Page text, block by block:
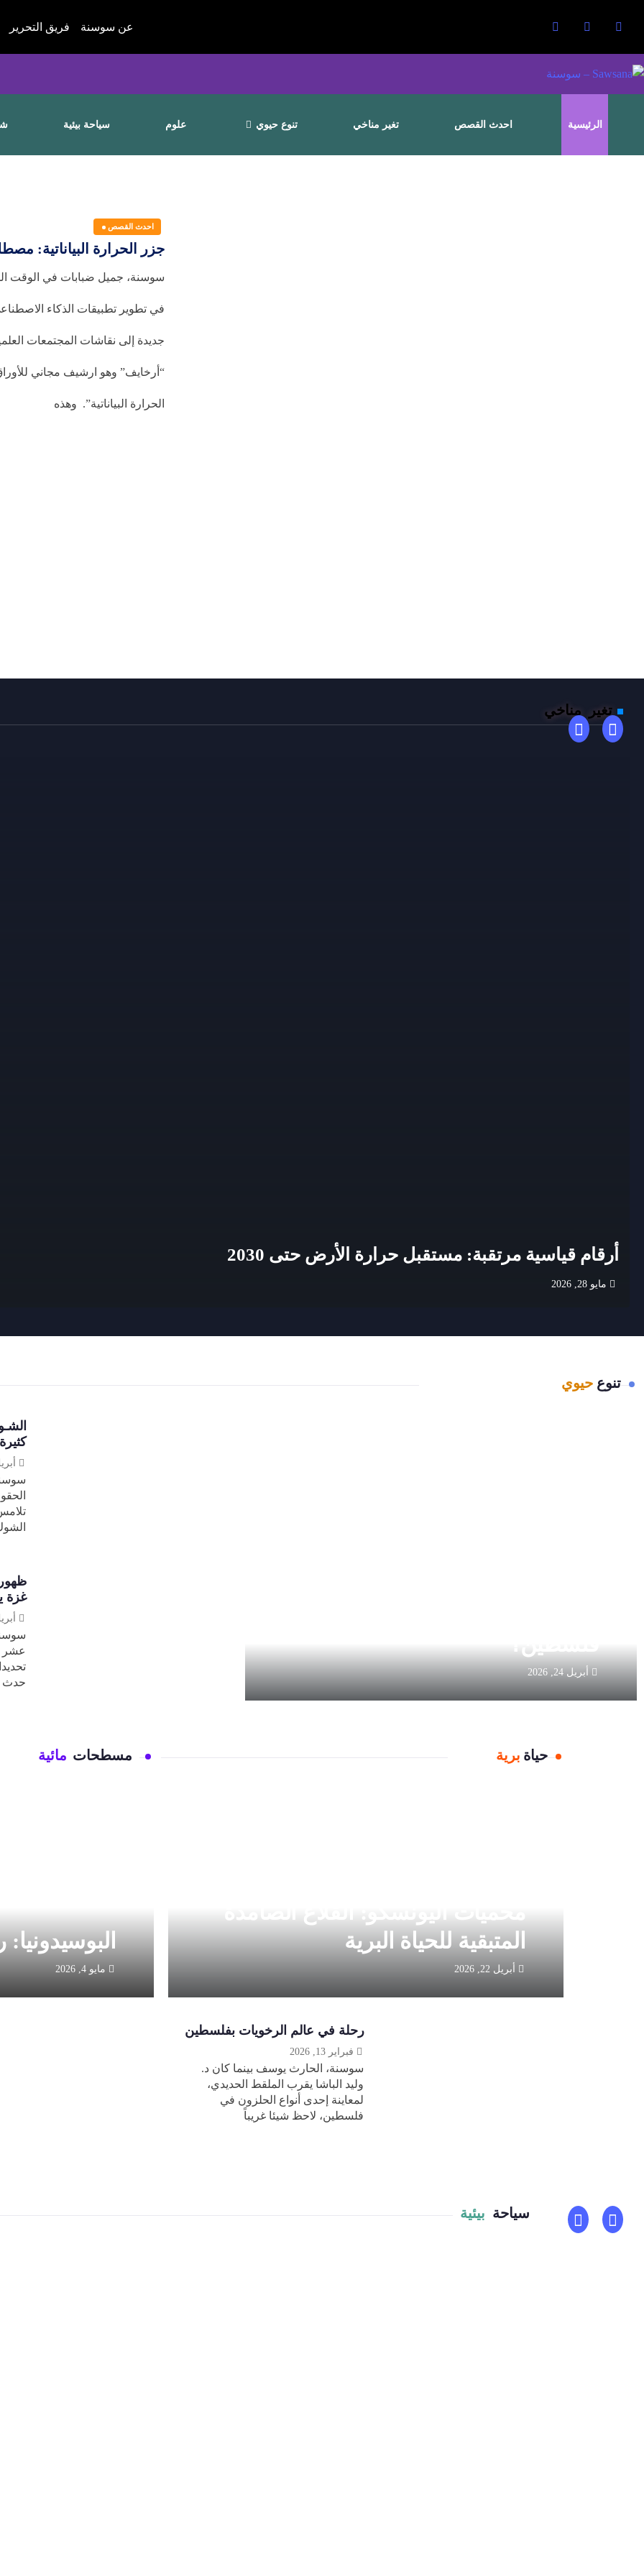
عن سوسنة فريق التحرير
الرئيسية احدث القصص تغير مناخي تنوع حيوي علوم سياحة بيئية
احدث القصص
جزر الحرارة البياناتية:
سوسنة، جميل ضبابات في الوقت
في تطوير تطبيقات الذكاء
جديدة إلى نقاشات المجتمعات
“أرخايف” وهو ارشيف مجاني
الحرارة البياناتية”. وهذه
تغير مناخي
أرقام قياسية مرتقبة: مستقبل حرارة الأرض حتى 2030
مايو 28, 2026
تنوع حيوي
أبريل 24, 2026
أبريل
غزة
حدث
أبريل 2,
حياة برية
المتبقية للحياة البرية
أبريل 22, 2026
رحلة في عالم الرخويات بفلسطين
سوسنة، الحارث يوسف بينما كان د.
وليد الباشا يقرب الملقط الحديدي،
لمعاينة إحدى أنواع الحلزون في
فلسطين، لاحظ شيئا غريباً
فبراير 13, 2026
مسطحات مائية
مايو 4, 2026
سياحة بيئية